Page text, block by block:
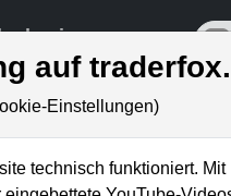
auf
Einstellungen)
technisch funktioniert.